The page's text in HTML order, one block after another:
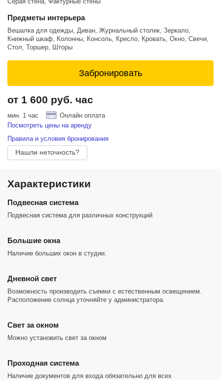
- softbox RFI 3x4
Возможна дополнительная установка бумажного или тканевого
видео съемки. Более подробную информацию можно уточнить у
администратора.
Зал SHADOW - удобный, функциональный и невероятно стильный!
Предметы интерьера
Вешалка для одежды, Диван, Журнальный столик, Зеркало,
Книжный шкаф, Колонны, Консоль, Кресло, Кровать, Окно, Свечи,
Стол, Торшер, Шторы
Забронировать
от 1 600 руб. час
мин. 1 час
Онлайн оплата
Посмотреть цены на аренду
Правила и условия бронирования
Нашли неточность?
Характеристики
Подвесная система
Подвесная система для различных конструкций
Большие окна
Наличие больших окон в студии.
Дневной свет
Возможность производить съемки с естественным освещением.
Расположение солнца уточняйте у администратора.
Cвет за окном
Можно установить свет за окном
Проходная система
Наличие документов для входа обязательно для всех